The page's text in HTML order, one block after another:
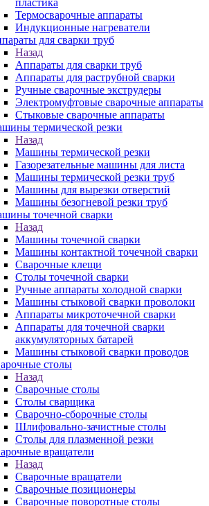
пластика
Термосварочные аппараты
Индукционные нагреватели
для сварки труб
Назад
Аппараты для сварки труб
Аппараты для раструбной сварки
Ручные сварочные экструдеры
Электромуфтовые сварочные аппараты
Стыковые сварочные аппараты
термической резки
Назад
Машины термической резки
Газорезательные машины для листа
Машины термической резки труб
Машины для вырезки отверстий
Машины безогневой резки труб
точечной сварки
Назад
Машины точечной сварки
Машины контактной точечной сварки
Сварочные клещи
Столы точечной сварки
Ручные аппараты холодной сварки
Машины стыковой сварки проволоки
Аппараты микроточечной сварки
Аппараты для точечной сварки
аккумуляторных батарей
Машины стыковой сварки проводов
столы
Назад
Сварочные столы
Столы сварщика
Сварочно-сборочные столы
Шлифовально-зачистные столы
Столы для плазменной резки
вращатели
Назад
Сварочные вращатели
Сварочные позиционеры
Сварочные поворотные столы